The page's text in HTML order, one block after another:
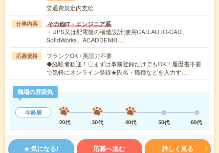
交通費規定内支給
仕事内容 その他IT・エンジニア系
・UPS又は配電盤の構造設計(使用CAD:AUTO-CAD、
SolidWorks、ACADDENKI…
応募資格
ブランクOK / 英語力不要
◆経験者歓迎！〇まずは事前登録だけでもOK！履歴書不要
で気軽にオンライン登録★氏名・職種などを入力す…
職場の雰囲気
年齢層
20代
30代 40代 50代 60代
気になる! 応募へ進む 詳しく見る